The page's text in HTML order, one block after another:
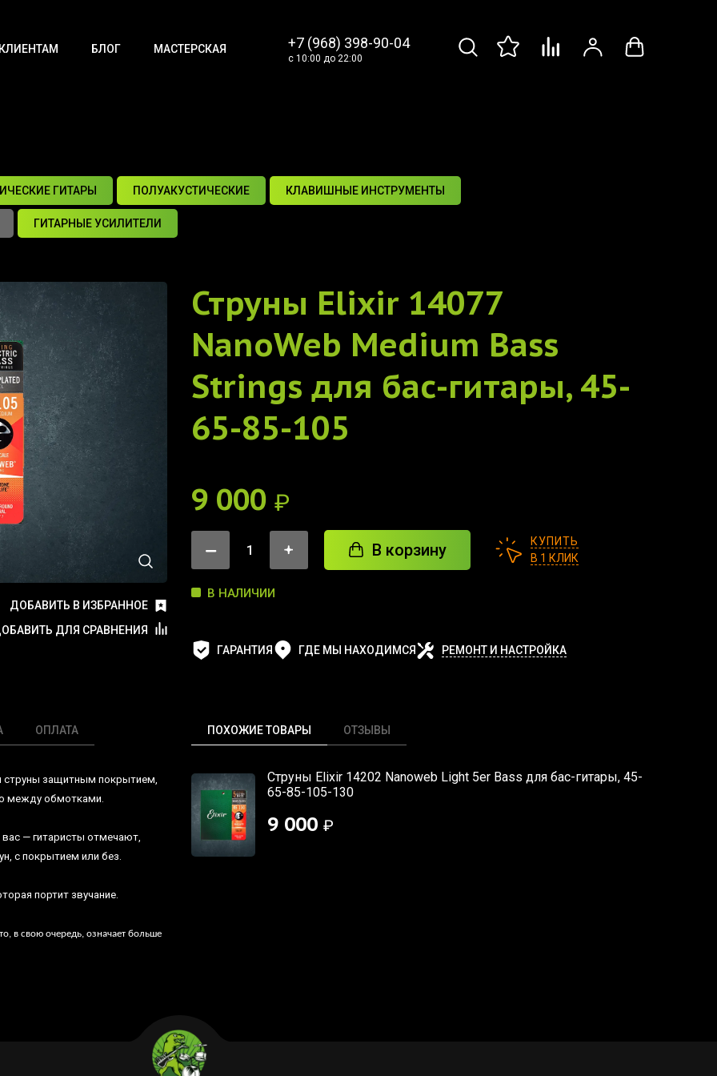
БЛОГ МАСТЕРСКАЯ +7 (968) 398-90-04
с 10:00 до 22:00
ГИТАРЫ ПОЛУАКУСТИЧЕСКИЕ КЛАВИШНЫЕ ИНСТРУМЕНТЫ
ГИТАРНЫЕ УСИЛИТЕЛИ
ДОБАВИТЬ В ИЗБРАННОЕ
ДЛЯ СРАВНЕНИЯ
Струны Elixir 14077
NanoWeb Medium Bass
Strings для бас-гитары, 45-
65-85-105
9 000 ₽
В корзину
КУПИТЬ
В 1 КЛИК
В НАЛИЧИИ
ГАРАНТИЯ ГДЕ МЫ НАХОДИМСЯ РЕМОНТ И НАСТРОЙКА
ОПЛАТА
защитным покрытием,
между обмотками.
— гитаристы отмечают,
с покрытием или без.
портит звучание.
в свою очередь, означает больше
ПОХОЖИЕ ТОВАРЫ ОТЗЫВЫ
Струны Elixir 14202 Nanoweb Light 5er Bass для бас-гитары, 45-
65-85-105-130
9 000 ₽